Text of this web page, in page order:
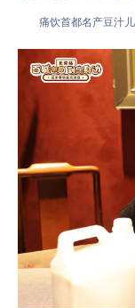
痛饮首都名产豆汁儿